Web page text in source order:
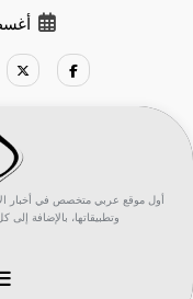
أول موقع عربي متخصص في أخبار
وتطبيقاتها، بالإضافة